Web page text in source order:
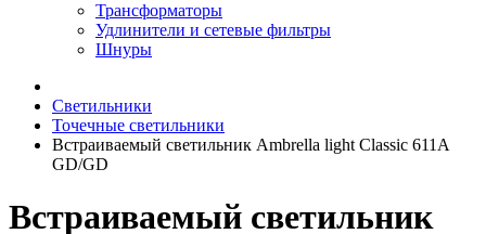
Трансформаторы
Удлинители и сетевые фильтры
Шнуры
Светильники
Точечные светильники
Встраиваемый светильник Ambrella light Classic 611A
GD/GD
Встраиваемый светильник